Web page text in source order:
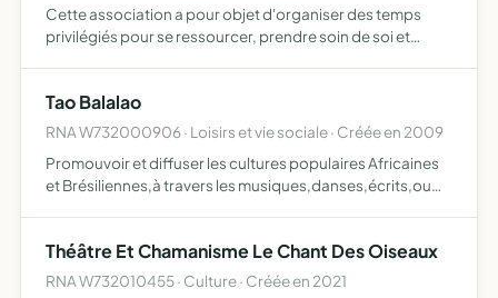
Cette association a pour objet d'organiser des temps
privilégiés pour se ressourcer, prendre soin de soi et
Tao Balalao
RNA W732000906 · Loisirs et vie sociale · Créée en 2009
Promouvoir et diffuser les cultures populaires Africaines
et Brésiliennes,à travers les musiques,danses,écrits,ou
Théâtre Et Chamanisme Le Chant Des Oiseaux
RNA W732010455 · Culture · Créée en 2021